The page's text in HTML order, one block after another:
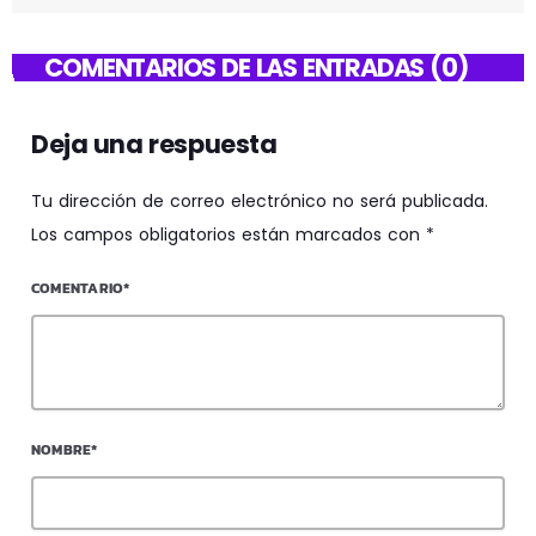
COMENTARIOS DE LAS ENTRADAS (0)
Deja una respuesta
Tu dirección de correo electrónico no será publicada.
Los campos obligatorios están marcados con *
COMENTARIO*
NOMBRE*